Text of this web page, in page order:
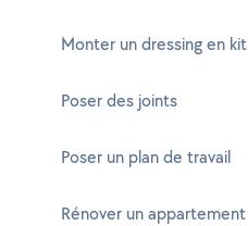
Monter un dressing en kit
Poser des joints
Poser un plan de travail
Rénover un appartement